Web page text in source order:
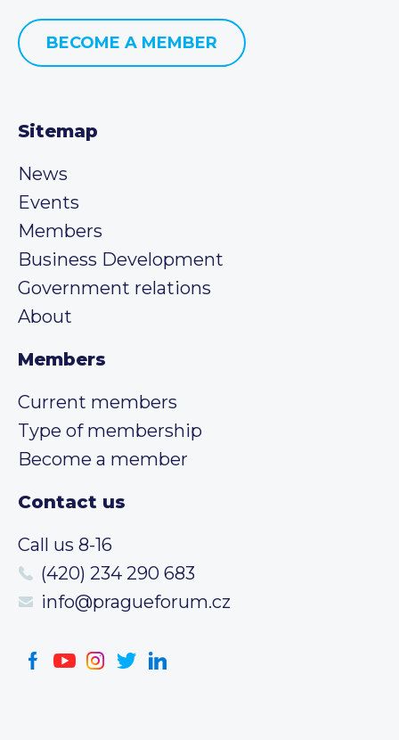
BECOME A MEMBER
Sitemap
News
Events
Members
Business Development
Government relations
About
Members
Current members
Type of membership
Become a member
Contact us
Call us 8-16
(420) 234 290 683
info@pragueforum.cz